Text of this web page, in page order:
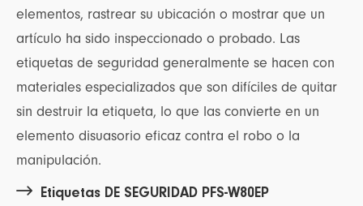
elementos, rastrear su ubicación o mostrar que un
artículo ha sido inspeccionado o probado. Las
etiquetas de seguridad generalmente se hacen con
materiales especializados que son difíciles de quitar
sin destruir la etiqueta, lo que las convierte en un
elemento disuasorio eficaz contra el robo o la
manipulación.
 Etiquetas DE SEGURIDAD PFS-W80EP